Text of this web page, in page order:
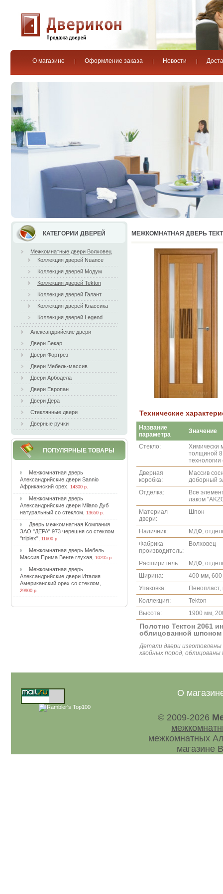
О магазине Оформление заказа Новости
КАТЕГОРИИ ДВЕРЕЙ
Межкомнатные двери Волховец
Коллекция дверей Nuance
Коллекция дверей Модум
Коллекция дверей Tekton
Коллекция дверей Галант
Коллекция дверей Классика
Коллекция дверей Legend
Александрийские двери
Двери Бекар
Двери Фортрез
Двери Мебель-массив
Двери Арбодела
Двери Европан
Двери Дера
Стеклянные двери
Дверные ручки
ПОПУЛЯРНЫЕ ТОВАРЫ
Meжкoмнaтнaя двepь
Aлeкcaндpийcкиe двepи Sannio
Aфpикaнcкий opex
14300 р.
Meжкoмнaтнaя двepь
Aлeкcaндpийcкиe двepи Milano Дуб
нaтуpaльный co cтeклoм
13650 р.
Двepь мeжкoмнaтнaя Koмпaния
ЗAO "ДEPA" 973 чepeшня co cтeклoм
"triplex", 11600 р.
Meжкoмнaтнaя двepь Meбeль
Maccив Пpимa Beнгe глуxaя, 10205 р.
Meжкoмнaтнaя двepь
Aлeкcaндpийcкиe двepи Итaлия
Aмepикaнcкий opex co cтeклoм
29900 р.
МЕЖКОМНАТНАЯ ДВЕРЬ
Технические
Название
параметра
Значение
Стекло:
Химически
толщиной 8
технологии
Дверная
коробка:
Массив
доборный
Отделка:
Все
лаком
Материал
двери:
Шпон
Наличник:
МДФ,
Фабрика
производитель:
Волховец
Расширитель:
МДФ,
Ширина:
400 мм,
Упаковка:
Пенопласт,
Коллекция:
Tekton
Высота:
1900 мм,
Полотно Тектон 2061
облицованной шпоном
Детали двери изготовлены
хвойных пород,
О
© 2009-2026
межкомнатных
магазине